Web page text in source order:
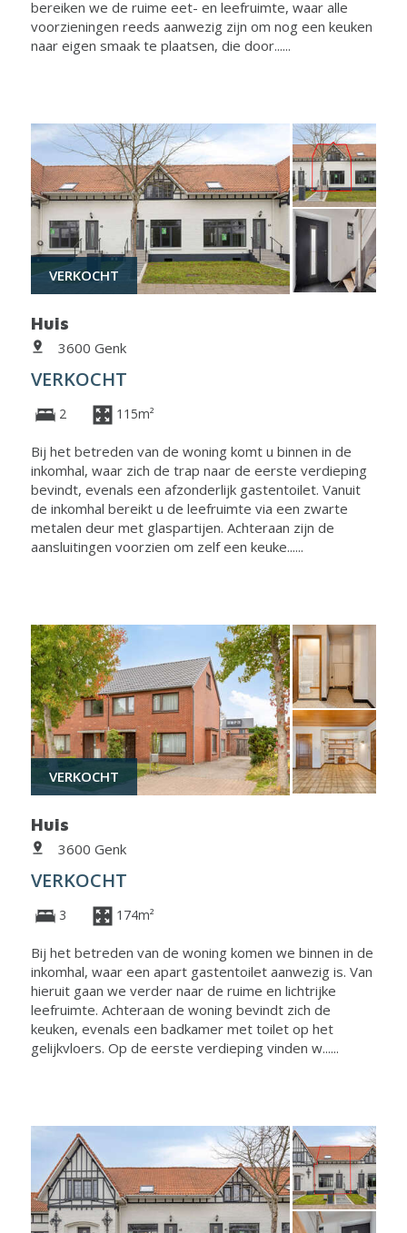
bereiken we de ruime eet- en leefruimte, waar alle
voorzieningen reeds aanwezig zijn om nog een keuken
naar eigen smaak te plaatsen, die door......
VERKOCHT
Huis
3600 Genk
VERKOCHT
2 115m²
Bij het betreden van de woning komt u binnen in de
inkomhal, waar zich de trap naar de eerste verdieping
bevindt, evenals een afzonderlijk gastentoilet. Vanuit
de inkomhal bereikt u de leefruimte via een zwarte
metalen deur met glaspartijen. Achteraan zijn de
aansluitingen voorzien om zelf een keuke......
VERKOCHT
Huis
3600 Genk
VERKOCHT
3 174m²
Bij het betreden van de woning komen we binnen in de
inkomhal, waar een apart gastentoilet aanwezig is. Van
hieruit gaan we verder naar de ruime en lichtrijke
leefruimte. Achteraan de woning bevindt zich de
keuken, evenals een badkamer met toilet op het
gelijkvloers. Op de eerste verdieping vinden w......